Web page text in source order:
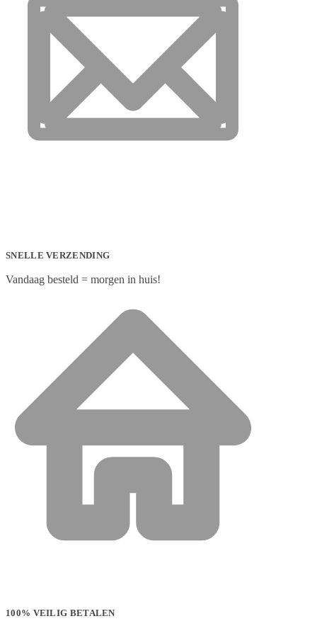
SNELLE VERZENDING
Vandaag besteld = morgen in huis!
100% VEILIG BETALEN